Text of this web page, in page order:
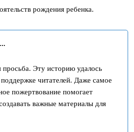
рождения ребенка.
Эту историю удалось
поддержке читателей. Даже самое
пожертвование помогает
важные материалы для